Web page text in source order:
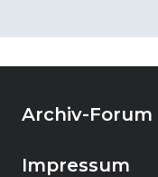
Archiv-Forum
Impressum